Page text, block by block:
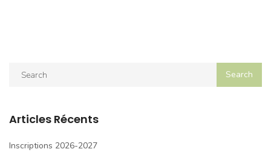
Articles Récents
Inscriptions 2026-2027